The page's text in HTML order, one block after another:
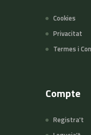
Cookies
Privacitat
Termes i
Compte
Registra't